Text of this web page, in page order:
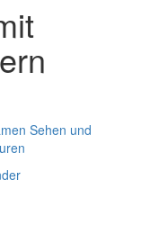
Sehen und